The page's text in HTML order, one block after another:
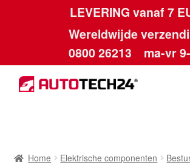
LEVERING vanaf 7
Wereldwijde
0800 26213 ma-vr
Skip
to
Skip
to
Home Elektrische componenten